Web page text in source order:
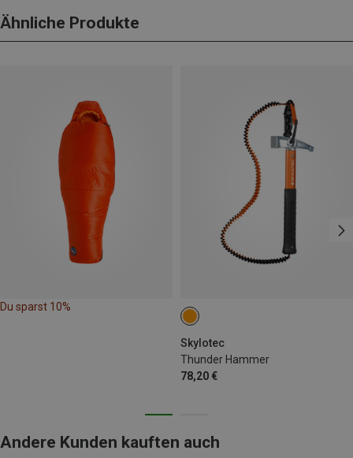
Ähnliche Produkte
Du sparst 10%
Skylotec
Thunder Hammer
78,20 €
Andere Kunden kauften auch